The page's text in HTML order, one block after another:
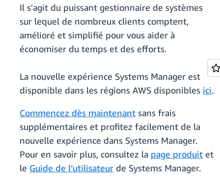
Il s'agit du puissant gestionnaire de systèmes
sur lequel de nombreux clients comptent,
amélioré et simplifié pour vous aider à
économiser du temps et des efforts.
La nouvelle expérience Systems Manager est
disponible dans les régions AWS disponibles ici.
Commencez dès maintenant sans frais
supplémentaires et profitez facilement de la
nouvelle expérience dans Systems Manager.
Pour en savoir plus, consultez la page produit et
le Guide de l’utilisateur de Systems Manager.